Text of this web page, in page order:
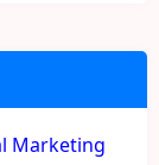
Marketing